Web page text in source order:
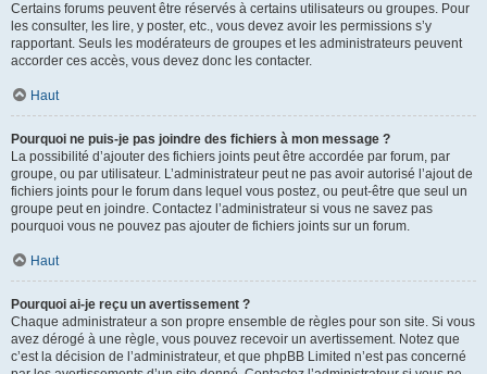
Certains forums peuvent être réservés à certains utilisateurs ou groupes. Pour
les consulter, les lire, y poster, etc., vous devez avoir les permissions s’y
rapportant. Seuls les modérateurs de groupes et les administrateurs peuvent
accorder ces accès, vous devez donc les contacter.
Haut
Pourquoi ne puis-je pas joindre des fichiers à mon message ?
La possibilité d’ajouter des fichiers joints peut être accordée par forum, par
groupe, ou par utilisateur. L’administrateur peut ne pas avoir autorisé l’ajout de
fichiers joints pour le forum dans lequel vous postez, ou peut-être que seul un
groupe peut en joindre. Contactez l’administrateur si vous ne savez pas
pourquoi vous ne pouvez pas ajouter de fichiers joints sur un forum.
Haut
Pourquoi ai-je reçu un avertissement ?
Chaque administrateur a son propre ensemble de règles pour son site. Si vous
avez dérogé à une règle, vous pouvez recevoir un avertissement. Notez que
c’est la décision de l’administrateur, et que phpBB Limited n’est pas concerné